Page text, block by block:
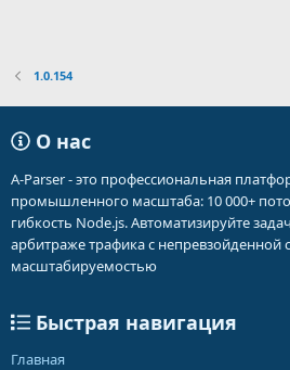
1.0.154
О нас
A-Parser - это профессиональная
промышленного масштаба: 10 000+
гибкость Node.js. Автоматизируйте
арбитраже трафика с непревзойденной
масштабируемостью
Быстрая навигация
Главная